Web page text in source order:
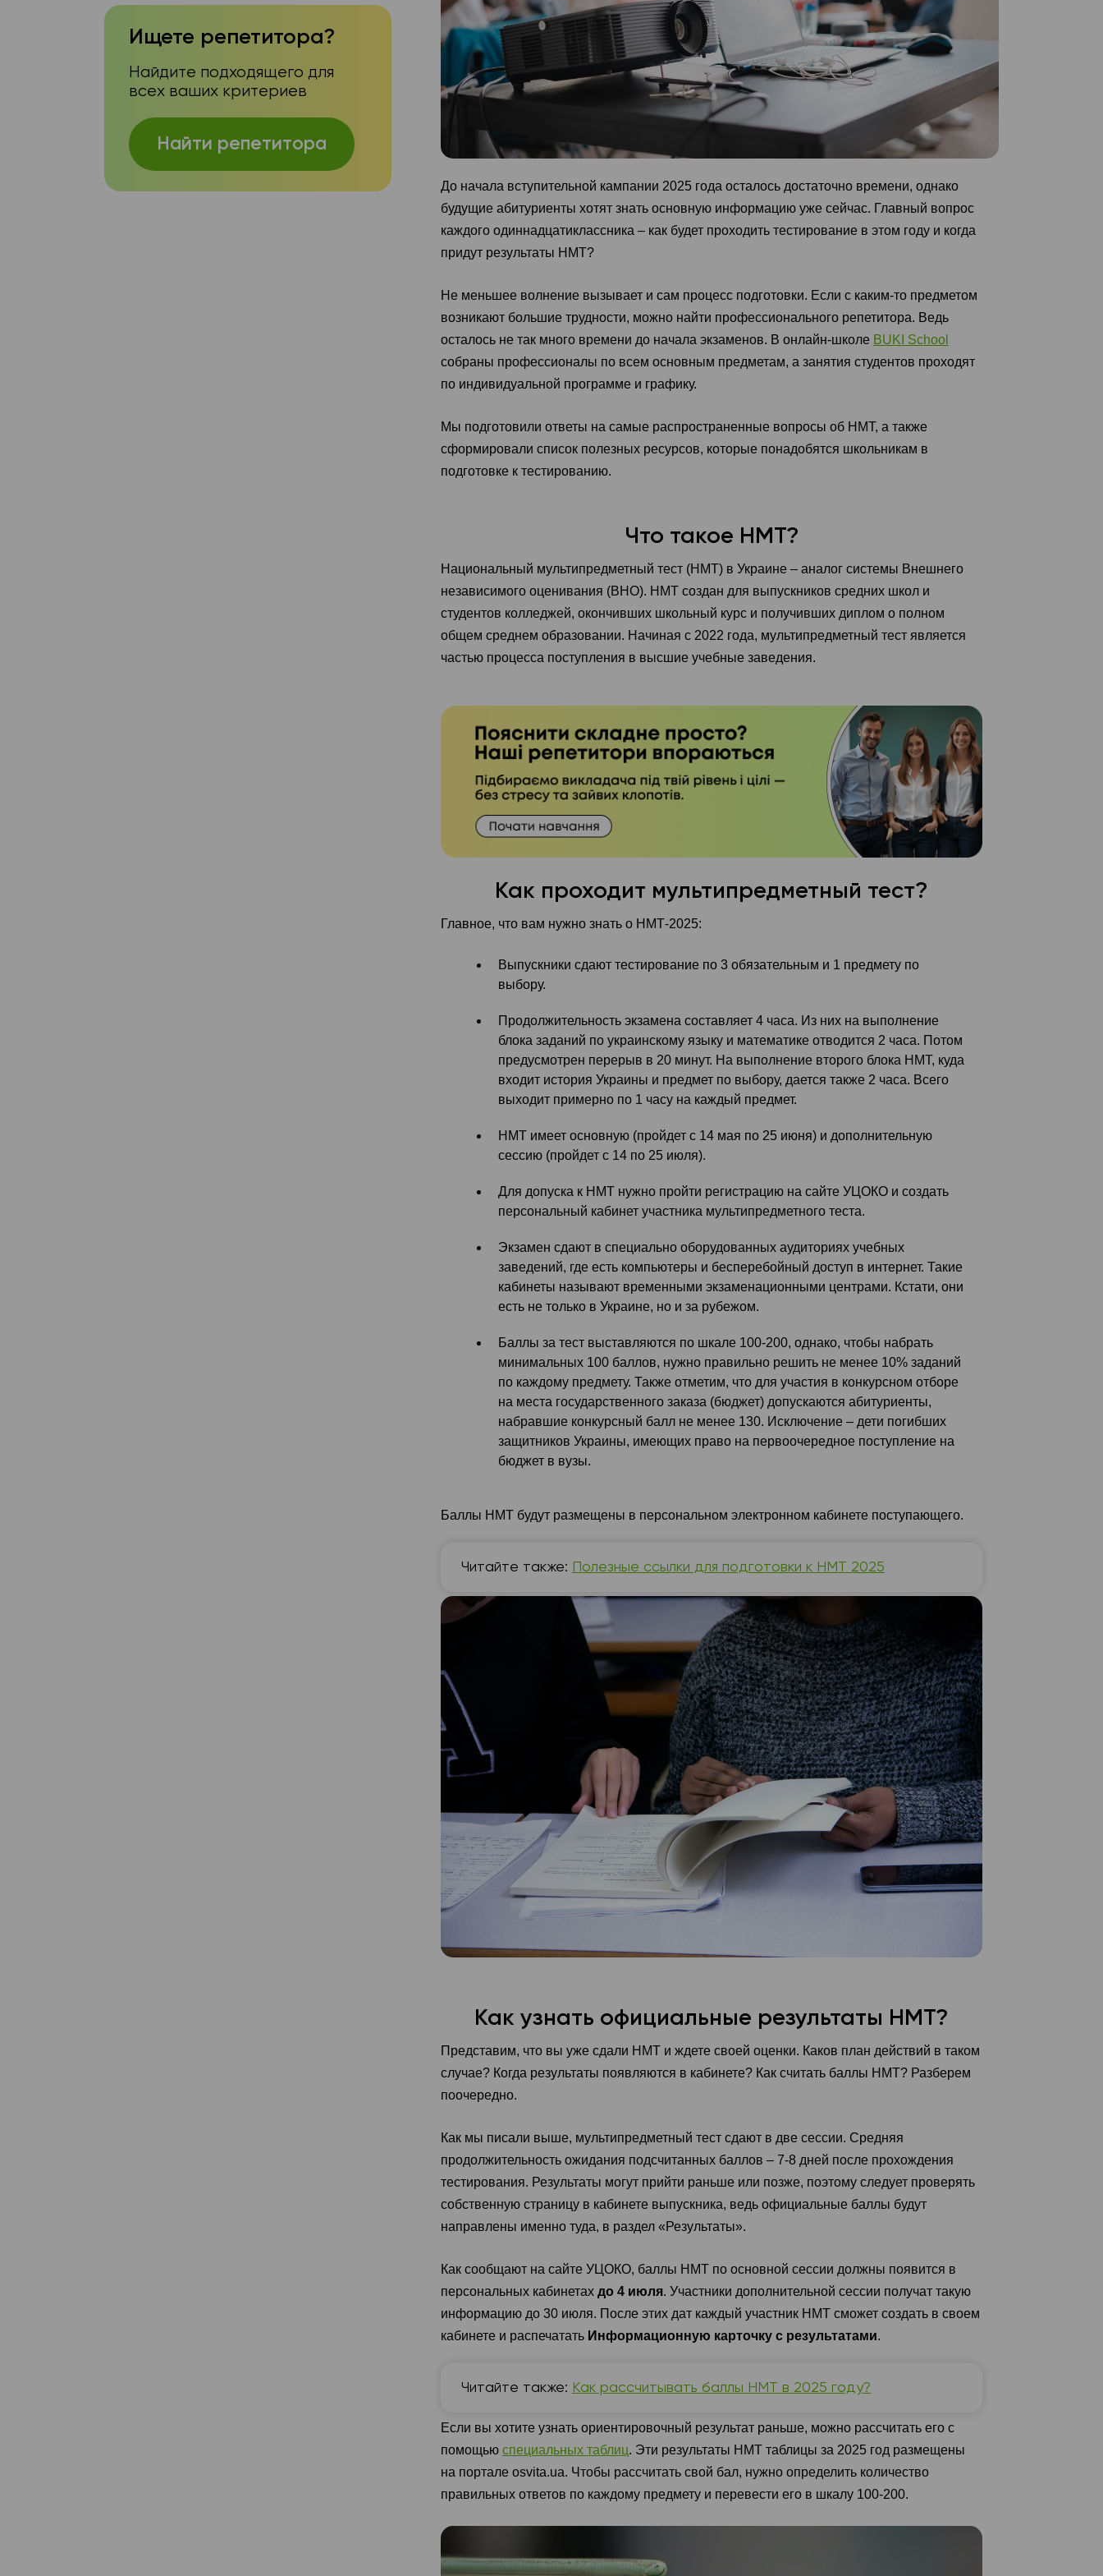
Ищете репетитора?
Найдите подходящего для
всех ваших критериев
Найти репетитора
До начала вступительной кампании 2025 года осталось достаточно времени, однако
будущие абитуриенты хотят знать основную информацию уже сейчас. Главный вопрос
каждого одиннадцатиклассника – как будет проходить тестирование в этом году и когда
придут результаты НМТ?
Не меньшее волнение вызывает и сам процесс подготовки. Если с каким-то предметом
возникают большие трудности, можно найти профессионального репетитора. Ведь
осталось не так много времени до начала экзаменов. В онлайн-школе BUKI School
собраны профессионалы по всем основным предметам, а занятия студентов проходят
по индивидуальной программе и графику.
Мы подготовили ответы на самые распространенные вопросы об НМТ, а также
сформировали список полезных ресурсов, которые понадобятся школьникам в
подготовке к тестированию.
Что такое НМТ?
Национальный мультипредметный тест (НМТ) в Украине – аналог системы Внешнего
независимого оценивания (ВНО). НМТ создан для выпускников средних школ и
студентов колледжей, окончивших школьный курс и получивших диплом о полном
общем среднем образовании. Начиная с 2022 года, мультипредметный тест является
частью процесса поступления в высшие учебные заведения.
Как проходит мультипредметный тест?
Главное, что вам нужно знать о НМТ-2025:
Выпускники сдают тестирование по 3 обязательным и 1 предмету по
выбору.
Продолжительность экзамена составляет 4 часа. Из них на выполнение
блока заданий по украинскому языку и математике отводится 2 часа. Потом
предусмотрен перерыв в 20 минут. На выполнение второго блока НМТ, куда
входит история Украины и предмет по выбору, дается также 2 часа. Всего
выходит примерно по 1 часу на каждый предмет.
НМТ имеет основную (пройдет с 14 мая по 25 июня) и дополнительную
сессию (пройдет с 14 по 25 июля).
Для допуска к НМТ нужно пройти регистрацию на сайте УЦОКО и создать
персональный кабинет участника мультипредметного теста.
Экзамен сдают в специально оборудованных аудиториях учебных
заведений, где есть компьютеры и бесперебойный доступ в интернет. Такие
кабинеты называют временными экзаменационными центрами. Кстати, они
есть не только в Украине, но и за рубежом.
Баллы за тест выставляются по шкале 100-200, однако, чтобы набрать
минимальных 100 баллов, нужно правильно решить не менее 10% заданий
по каждому предмету. Также отметим, что для участия в конкурсном отборе
на места государственного заказа (бюджет) допускаются абитуриенты,
набравшие конкурсный балл не менее 130. Исключение – дети погибших
защитников Украины, имеющих право на первоочередное поступление на
бюджет в вузы.
Баллы НМТ будут размещены в персональном электронном кабинете поступающего.
Читайте также: Полезные ссылки для подготовки к НМТ 2025
Как узнать официальные результаты НМТ?
Представим, что вы уже сдали НМТ и ждете своей оценки. Каков план действий в таком
случае? Когда результаты появляются в кабинете? Как считать баллы НМТ? Разберем
поочередно.
Как мы писали выше, мультипредметный тест сдают в две сессии. Средняя
продолжительность ожидания подсчитанных баллов – 7-8 дней после прохождения
тестирования. Результаты могут прийти раньше или позже, поэтому следует проверять
собственную страницу в кабинете выпускника, ведь официальные баллы будут
направлены именно туда, в раздел «Результаты».
Как сообщают на сайте УЦОКО, баллы НМТ по основной сессии должны появится в
персональных кабинетах до 4 июля. Участники дополнительной сессии получат такую
информацию до 30 июля. После этих дат каждый участник НМТ сможет создать в своем
кабинете и распечатать Информационную карточку с результатами.
Читайте также: Как рассчитывать баллы НМТ в 2025 году?
Если вы хотите узнать ориентировочный результат раньше, можно рассчитать его с
помощью специальных таблиц. Эти результаты НМТ таблицы за 2025 год размещены
на портале osvita.ua. Чтобы рассчитать свой бал, нужно определить количество
правильных ответов по каждому предмету и перевести его в шкалу 100-200.